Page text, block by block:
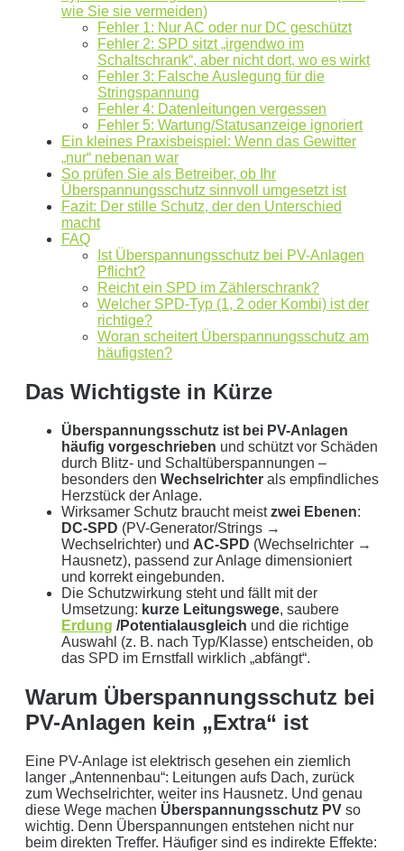
Tugenden.
Aus der Region, für die Region. Daher arbeiten wir
nur mit regionalen Partnern und exklusiv für unsere
Kunden in Schleswig-Holstein.
Ihre Daten in guten Händen:
keine Weitergabe an Dritte
sichere Datenübertragung
Datenlöschung nach Art. 17 DSGVO
Keine Newsletter oder Spam
wie Sie sie vermeiden)
Fehler 1: Nur AC oder nur DC geschützt
Fehler 2: SPD sitzt „irgendwo im
Schaltschrank“, aber nicht dort, wo es wirkt
Fehler 3: Falsche Auslegung für die
Stringspannung
Fehler 4: Datenleitungen vergessen
Fehler 5: Wartung/Statusanzeige ignoriert
Ein kleines Praxisbeispiel: Wenn das Gewitter
„nur“ nebenan war
So prüfen Sie als Betreiber, ob Ihr
Überspannungsschutz sinnvoll umgesetzt ist
Fazit: Der stille Schutz, der den Unterschied
macht
FAQ
Ist Überspannungsschutz bei PV-Anlagen
Pflicht?
Reicht ein SPD im Zählerschrank?
Welcher SPD-Typ (1, 2 oder Kombi) ist der
richtige?
Woran scheitert Überspannungsschutz am
häufigsten?
Das Wichtigste in Kürze
Überspannungsschutz ist bei PV-Anlagen
häufig vorgeschrieben und schützt vor Schäden
durch Blitz- und Schaltüberspannungen –
besonders den Wechselrichter als empfindliches
Herzstück der Anlage.
Wirksamer Schutz braucht meistzwei Ebenen:
DC-SPD (PV-Generator/Strings →
Wechselrichter) und AC-SPD (Wechselrichter →
Hausnetz), passend zur Anlage dimensioniert
und korrekt eingebunden.
Die Schutzwirkung steht und fällt mit der
Umsetzung: kurze Leitungswege, saubere
Erdung /Potentialausgleich und die richtige
Auswahl (z. B. nach Typ/Klasse) entscheiden, ob
das SPD im Ernstfall wirklich „abfängt“.
Warum Überspannungsschutz bei
PV-Anlagen kein „Extra“ ist
Eine PV-Anlage ist elektrisch gesehen ein ziemlich
langer „Antennenbau“: Leitungen aufs Dach, zurück
zum Wechselrichter, weiter ins Hausnetz. Und genau
diese Wege machen Überspannungsschutz PV so
wichtig. Denn Überspannungen entstehen nicht nur
beim direkten Treffer. Häufiger sind es indirekte Effekte: